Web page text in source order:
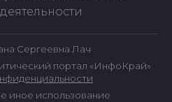
Сергеевна Лач
портал «ИнфоКрай»
иное использование